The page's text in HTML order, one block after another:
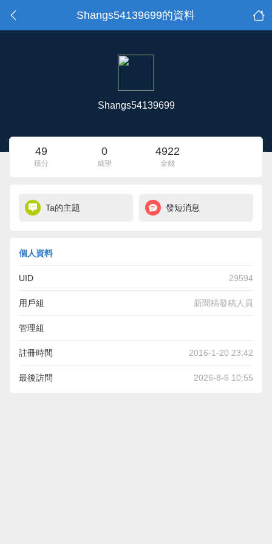
Shangs54139699的資料
Shangs54139699
49
積分
0
威望
4922
金錢
Ta的主題 發短消息
個人資料
UID 29594
用戶組 新聞稿發稿人員
管理組
註冊時間 2016-1-20 23:42
最後訪問 2026-8-6 10:55